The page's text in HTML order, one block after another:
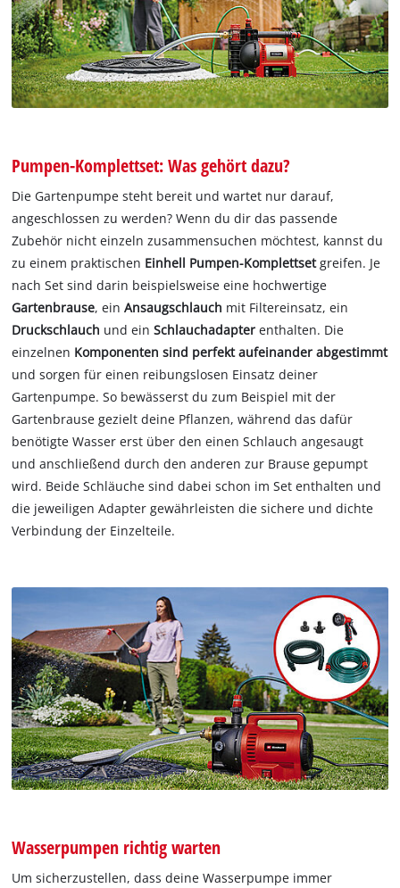
Pumpen-Komplettset: Was gehört dazu?
Die Gartenpumpe steht bereit und wartet nur darauf,
angeschlossen zu werden?Wenn du dir das passende
Zubehör nicht einzeln zusammensuchen möchtest, kannst du
zu einem praktischen Einhell Pumpen-Komplettsetgreifen. Je
nach Set sind darin beispielsweise eine hochwertige
Gartenbrause, einAnsaugschlauch mit Filtereinsatz, ein
Druckschlauch und einSchlauchadapterenthalten. Die
einzelnen Komponenten sind perfekt aufeinander abgestimmt
und sorgen für einen reibungslosen Einsatz deiner
Gartenpumpe. So bewässerst du zum Beispiel mit der
Gartenbrause gezielt deine Pflanzen,während das dafür
benötigte Wasser erst über den einen Schlauch angesaugt
und anschließend durch den anderen zur Brause gepumpt
wird. Beide Schläuche sind dabei schon im Set enthalten und
die jeweiligen Adapter gewährleisten die sichere und dichte
Verbindung der Einzelteile.
Wasserpumpen richtig warten
Um sicherzustellen, dass deine Wasserpumpe immer